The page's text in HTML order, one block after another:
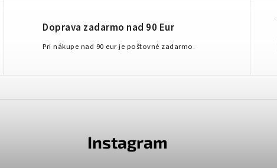
Doprava zadarmo nad 90 Eur
Pri nákupe nad 90 eur je poštovné zadarmo.
Instagram